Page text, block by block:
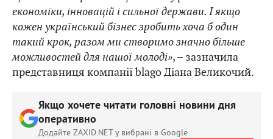
економіки, інновацій і сильної держави. І якщо
кожен український бізнес зробить хоча б один
такий крок, разом ми створимо значно більше
можливостей для нашої молоді», – зазначила
представниця компанії blago Діана Великочий.
Якщо хочете читати головні новини дня
оперативно
Додайте ZAXID.NET у вибрані в Google